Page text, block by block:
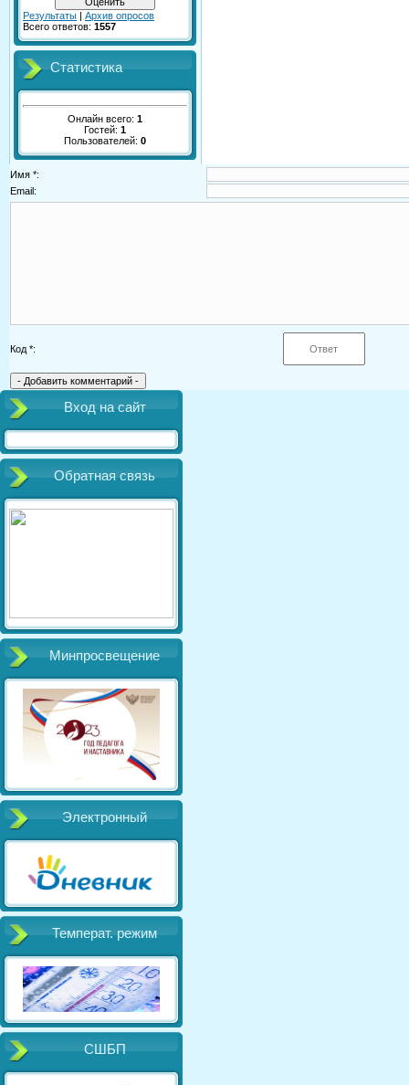
Результаты | Архив опросов
Всего ответов: 1557
Статистика
Онлайн всего: 1
Гостей: 1
Пользователей: 0
Имя *:
Email:
Код *:
Вход на сайт
Обратная связь
Минпросвещение
Электронный
Температ. режим
СШБП